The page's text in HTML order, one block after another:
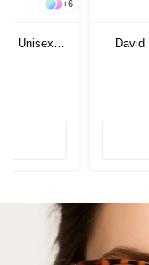
+6
Unisex
David